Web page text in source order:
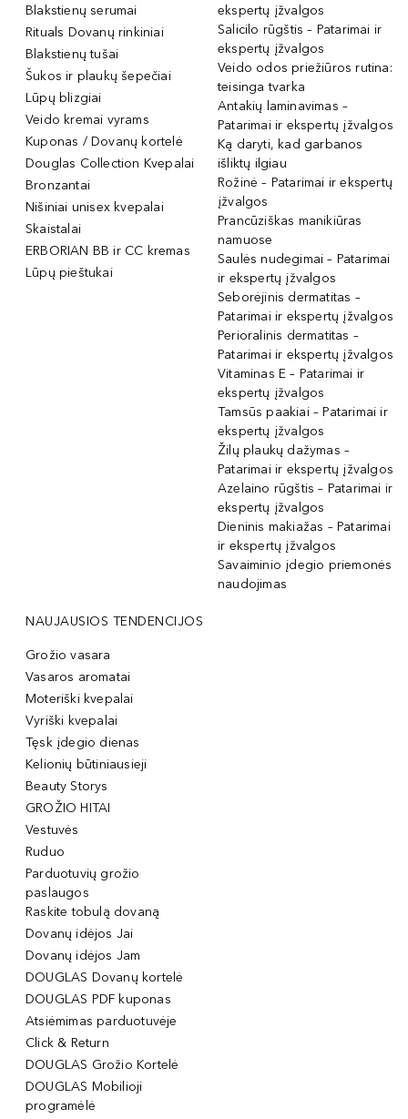
Blakstienų serumai
Rituals Dovanų rinkiniai
Blakstienų tušai
Šukos ir plaukų šepečiai
Lūpų blizgiai
Veido kremai vyrams
Kuponas / Dovanų kortelė
Douglas Collection Kvepalai
Bronzantai
Nišiniai unisex kvepalai
Skaistalai
ERBORIAN BB ir CC kremas
Lūpų pieštukai
ekspertų įžvalgos
Salicilo rūgštis – Patarimai ir
ekspertų įžvalgos
Veido odos priežiūros rutina:
teisinga tvarka
Antakių laminavimas –
Patarimai ir ekspertų įžvalgos
Ką daryti, kad garbanos
išliktų ilgiau
Rožinė – Patarimai ir ekspertų
įžvalgos
Prancūziškas manikiūras
namuose
Saulės nudegimai – Patarimai
ir ekspertų įžvalgos
Seborėjinis dermatitas –
Patarimai ir ekspertų įžvalgos
Perioralinis dermatitas –
Patarimai ir ekspertų įžvalgos
Vitaminas E – Patarimai ir
ekspertų įžvalgos
Tamsūs paakiai – Patarimai ir
ekspertų įžvalgos
Žilų plaukų dažymas –
Patarimai ir ekspertų įžvalgos
Azelaino rūgštis – Patarimai ir
ekspertų įžvalgos
Dieninis makiažas – Patarimai
ir ekspertų įžvalgos
Savaiminio įdegio priemonės
naudojimas
NAUJAUSIOS TENDENCIJOS
Grožio vasara
Vasaros aromatai
Moteriški kvepalai
Vyriški kvepalai
Tęsk įdegio dienas
Kelionių būtiniausieji
Beauty Storys
GROŽIO HITAI
Vestuvės
Ruduo
Parduotuvių grožio
paslaugos
Raskite tobulą dovaną
Dovanų idėjos Jai
Dovanų idėjos Jam
DOUGLAS Dovanų kortelė
DOUGLAS PDF kuponas
Atsiėmimas parduotuvėje
Click & Return
DOUGLAS Grožio Kortelė
DOUGLAS Mobilioji
programėlė